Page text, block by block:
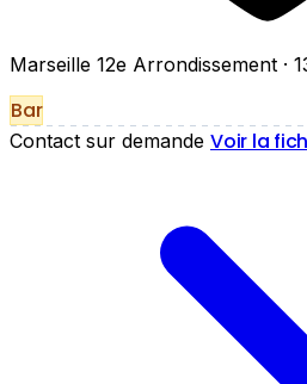
Marseille 12e Arrondissement ·
Bar
Contact sur demande Voir la